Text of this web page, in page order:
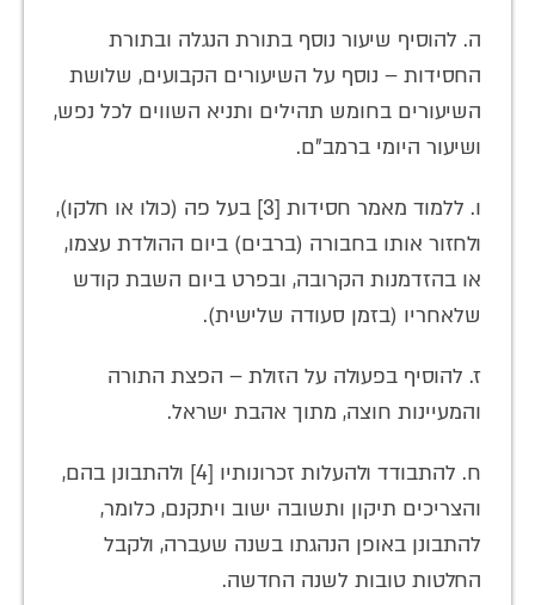
ה. להוסיף שיעור נוסף בתורת הנגלה ובתורת
החסידות – נוסף על השיעורים הקבועים, שלושת
השיעורים בחומש תהילים ותניא השווים לכל נפש,
ושיעור היומי ברמב"ם.
ו. ללמוד מאמר חסידות [3] בעל פה (כולו או חלקו),
ולחזור אותו בחבורה (ברבים) ביום ההולדת עצמו,
או בהזדמנות הקרובה, ובפרט ביום השבת קודש
שלאחריו (בזמן סעודה שלישית).
ז. להוסיף בפעולה על הזולת – הפצת התורה
והמעיינות חוצה, מתוך אהבת ישראל.
ח. להתבודד ולהעלות זכרונותיו [4] ולהתבונן בהם,
והצריכים תיקון ותשובה ישוב ויתקנם, כלומר,
להתבונן באופן הנהגתו בשנה שעברה, ולקבל
החלטות טובות לשנה החדשה.